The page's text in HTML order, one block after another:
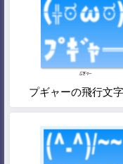
プギャーの飛行文